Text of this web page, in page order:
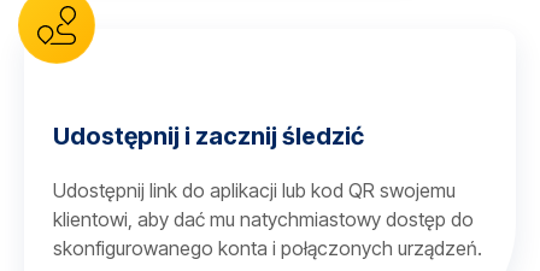
Udostępnij i zacznij śledzić
Udostępnij link do aplikacji lub kod QR swojemu
klientowi, aby dać mu natychmiastowy dostęp do
skonfigurowanego konta i połączonych urządzeń.